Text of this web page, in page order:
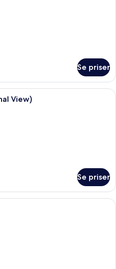
Se priser
Pengeskab på værelset, skrivebord,
View)
Se priser
Pengeskab på værelset, skrivebord,